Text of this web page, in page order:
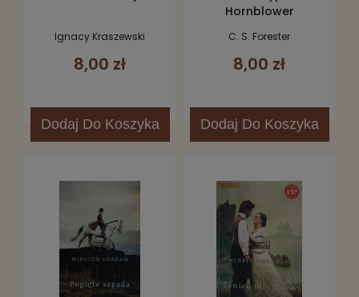
Ignacy Kraszewski
8,00 zł
Dodaj Do Koszyka
Hornblower
C. S. Forester
8,00 zł
Dodaj Do Koszyka